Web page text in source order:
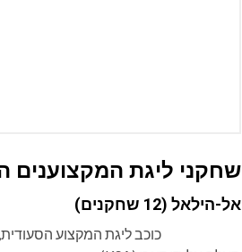
שחקני ליגת המקצוענים
אל-הילאל (12 שחקנים)
כוכב ליגת המקצוע